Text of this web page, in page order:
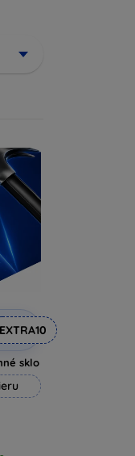
EXTRA10
sklo